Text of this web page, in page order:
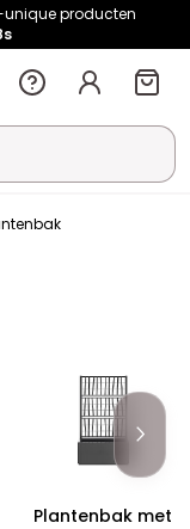
producten
Plantenbak met